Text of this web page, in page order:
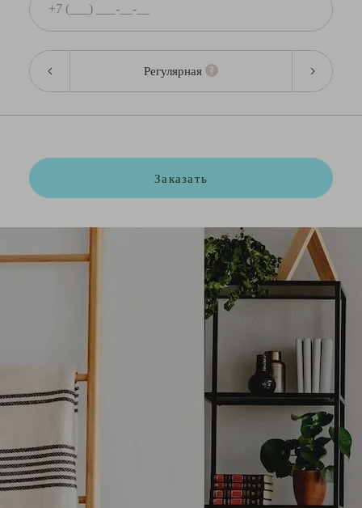
Регулярная
Заказать